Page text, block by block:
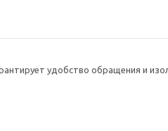
удобство обращения и